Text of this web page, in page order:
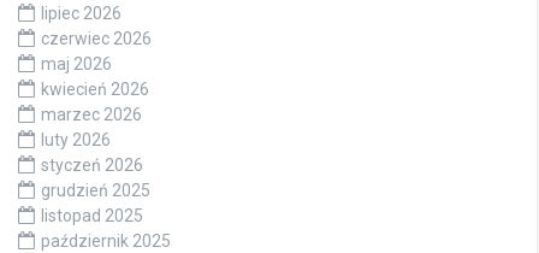
lipiec 2026
czerwiec 2026
maj 2026
kwiecień 2026
marzec 2026
luty 2026
styczeń 2026
grudzień 2025
listopad 2025
październik 2025